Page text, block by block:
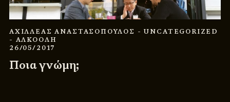
ΑΧΙΛΛΕΑΣ ΑΝΑΣΤΑΣΟΠΟΥΛΟΣ - UNCATEGORIZED
- ΑΛΚΟΟΛΗ
26/05/2017
Ποια γνώμη;